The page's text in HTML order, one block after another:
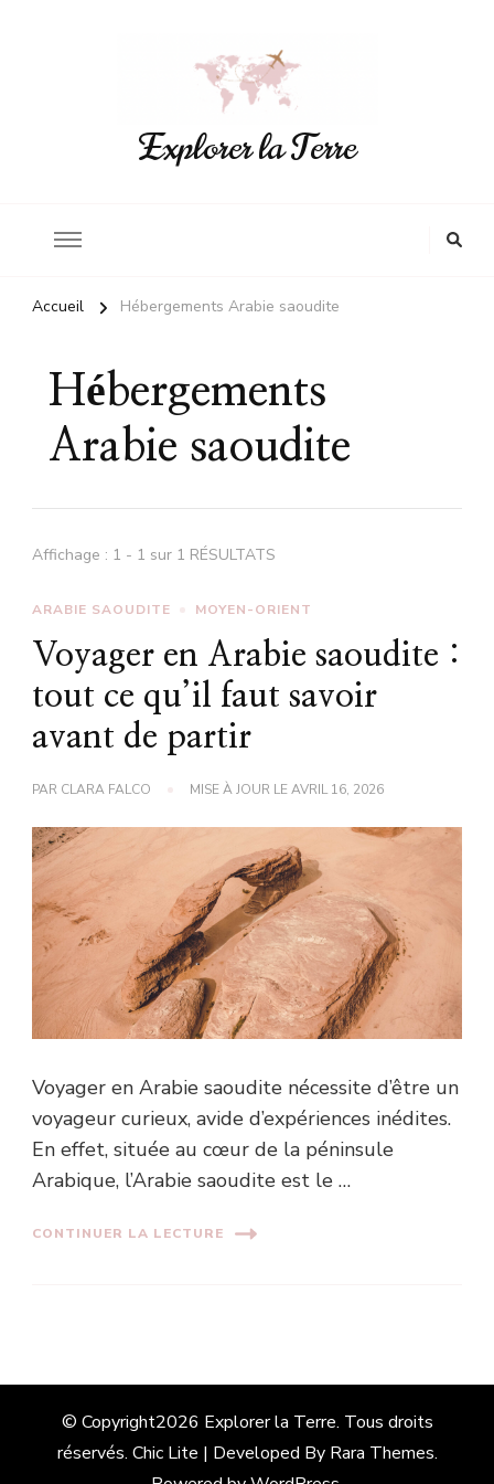
Explorer la Terre
Accueil Hébergements Arabie saoudite
Hébergements
Arabie saoudite
Affichage : 1 - 1 sur 1 RÉSULTATS
ARABIE SAOUDITE MOYEN-ORIENT
Voyager en Arabie saoudite :
tout ce qu’il faut savoir
avant de partir
PAR CLARA FALCO MISE À JOUR LEAVRIL 16, 2026
Voyager en Arabie saoudite nécessite d’être un
voyageur curieux, avide d’expériences inédites.
En effet, située au cœur de la péninsule
Arabique, l’Arabie saoudite est le …
CONTINUER LA LECTURE
© Copyright2026 Explorer la Terre. Tous droits
réservés. Chic Lite | Developed By Rara Themes.